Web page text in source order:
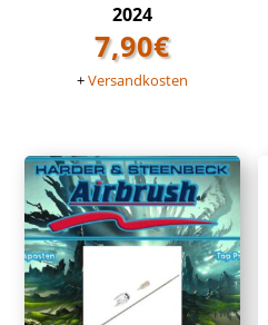
2024
7,90€
+Versandkosten